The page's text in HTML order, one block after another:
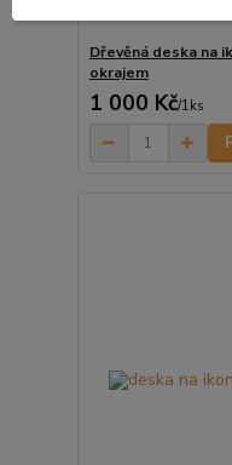
Dřevěná deska na
okrajem
1 000 Kč/1ks